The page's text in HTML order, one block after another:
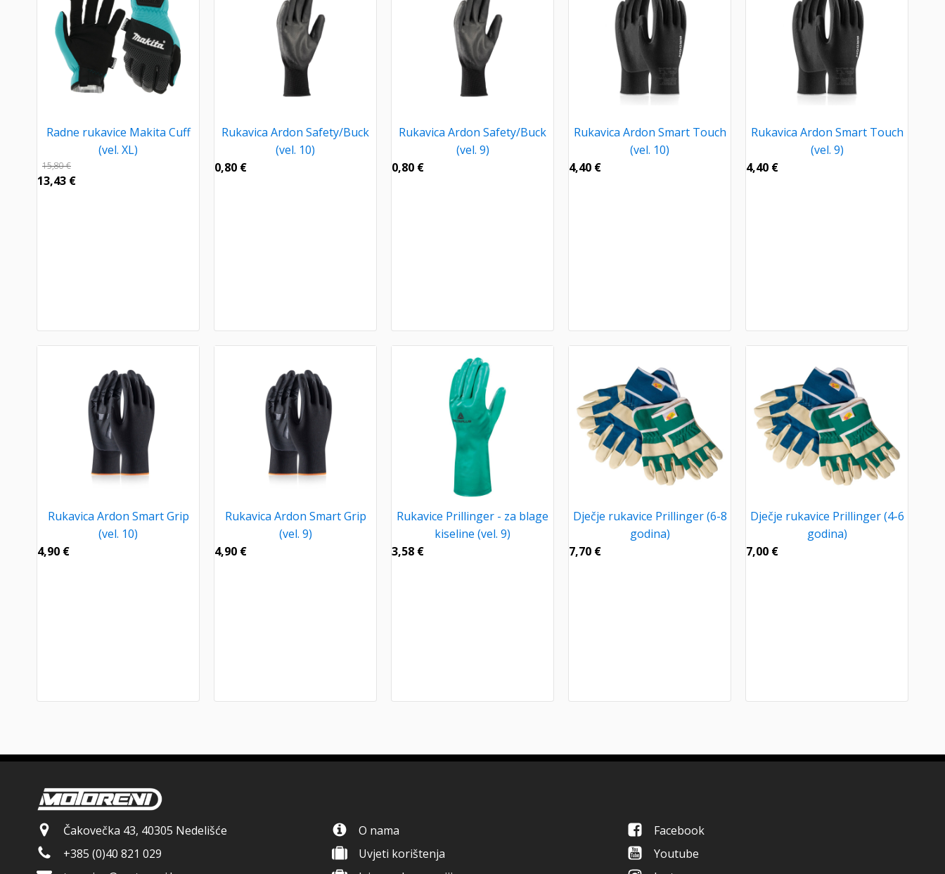
Radne rukavice Makita Cuff
(vel. XL)
15,80€
13,43 €
Rukavica Ardon Safety/Buck
(vel. 10)
0,80 €
Rukavica Ardon Safety/Buck
(vel. 9)
0,80 €
Rukavica Ardon Smart Touch
(vel. 10)
4,40 €
Rukavica Ardon Smart Touch
(vel. 9)
4,40 €
Rukavica Ardon Smart Grip
(vel. 10)
4,90 €
Rukavica Ardon Smart Grip
(vel. 9)
4,90 €
Rukavice Prillinger - za blage
kiseline (vel. 9)
3,58 €
Dječje rukavice Prillinger (6-8
godina)
7,70 €
Dječje rukavice Prillinger (4-6
godina)
7,00 €
Čakovečka 43, 40305 Nedelišće
+385 (0)40 821 029
O nama
Uvjeti korištenja
Facebook
Youtube